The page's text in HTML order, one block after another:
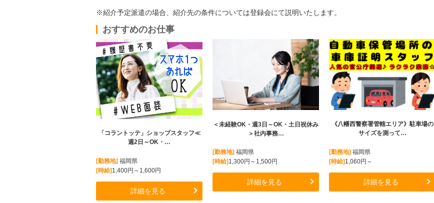
※紹介予定派遣の場合、紹介先の条件については登録会にて説明いたします。
おすすめのお仕事
「コラントッテ」ショップスタッフ≪
週2日～OK・…
[勤務地] 福岡県
[時給]1,400円～1,600円
詳細を見る
＜未経験OK・週3日～OK・土日祝休み
＞社内事務…
[勤務地] 福岡県
[時給]1,300円～1,500円
詳細を見る
《八幡西警察署管轄エリア》駐車場の
サイズを測って…
[勤務地] 福岡県
[時給]1,060円～
詳細を見る